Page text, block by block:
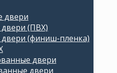
двери
(ПВХ)
(финиш-пленка)
двери
двери